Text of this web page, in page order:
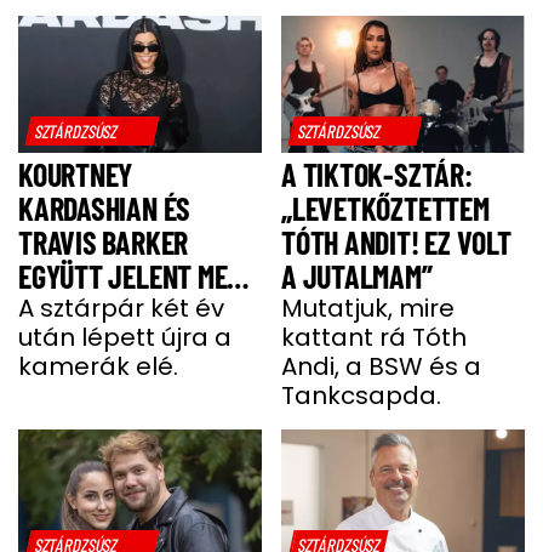
SZTÁRDZSÚSZ
KOURTNEY
KARDASHIAN ÉS
TRAVIS BARKER
EGYÜTT JELENT MEG
A VÖRÖS SZŐNYEGEN
A sztárpár két év
után lépett újra a
kamerák elé.
SZTÁRDZSÚSZ
A TIKTOK-SZTÁR:
„LEVETKŐZTETTEM
TÓTH ANDIT! EZ VOLT
A JUTALMAM”
Mutatjuk, mire
kattant rá Tóth
Andi, a BSW és a
Tankcsapda.
SZTÁRDZSÚSZ SZTÁRDZSÚSZ